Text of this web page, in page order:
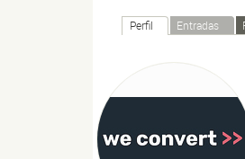
Perfil Entradas